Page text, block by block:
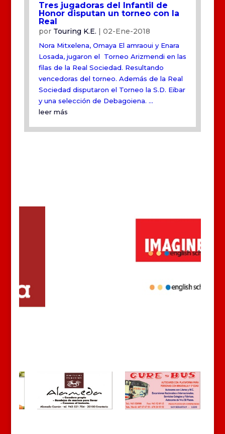
Tres jugadoras del Infantil de
Honor disputan un torneo con la
Real
por Touring K.E. 02-Ene-2018
Nora Mitxelena, Omaya El amraoui y Enara
Losada, jugaron el Torneo Arizmendi en las
filas de la Real Sociedad. Resultando
vencedoras del torneo. Además de la Real
Sociedad disputaron el Torneo la S.D. Eibar
y una selección de Debagoiena. ...
leer más